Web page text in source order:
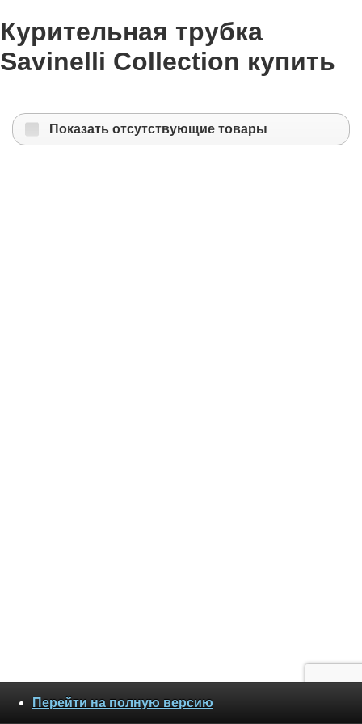
Курительная трубка
Savinelli Collection купить
Показать отсутствующие товары
Перейти на полную версию